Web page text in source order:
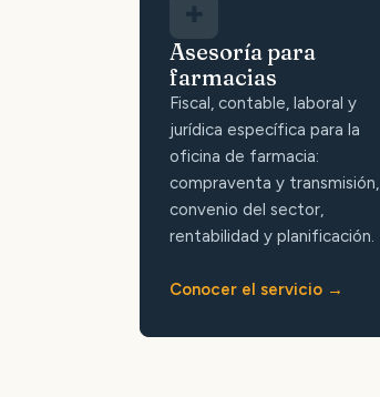
Asesoría para
farmacias
Fiscal, contable, laboral y
jurídica específica para la
oficina de farmacia:
compraventa y transmisión,
convenio del sector,
rentabilidad y planificación.
Conocer el servicio